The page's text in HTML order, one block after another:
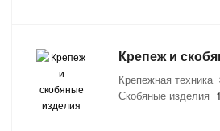
Крепеж и
Крепежная техника
Скобяные изделия